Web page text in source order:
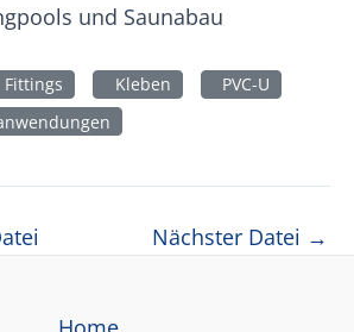
und Saunabau
Fittings Kleben
PVC-U
Nächster Datei →